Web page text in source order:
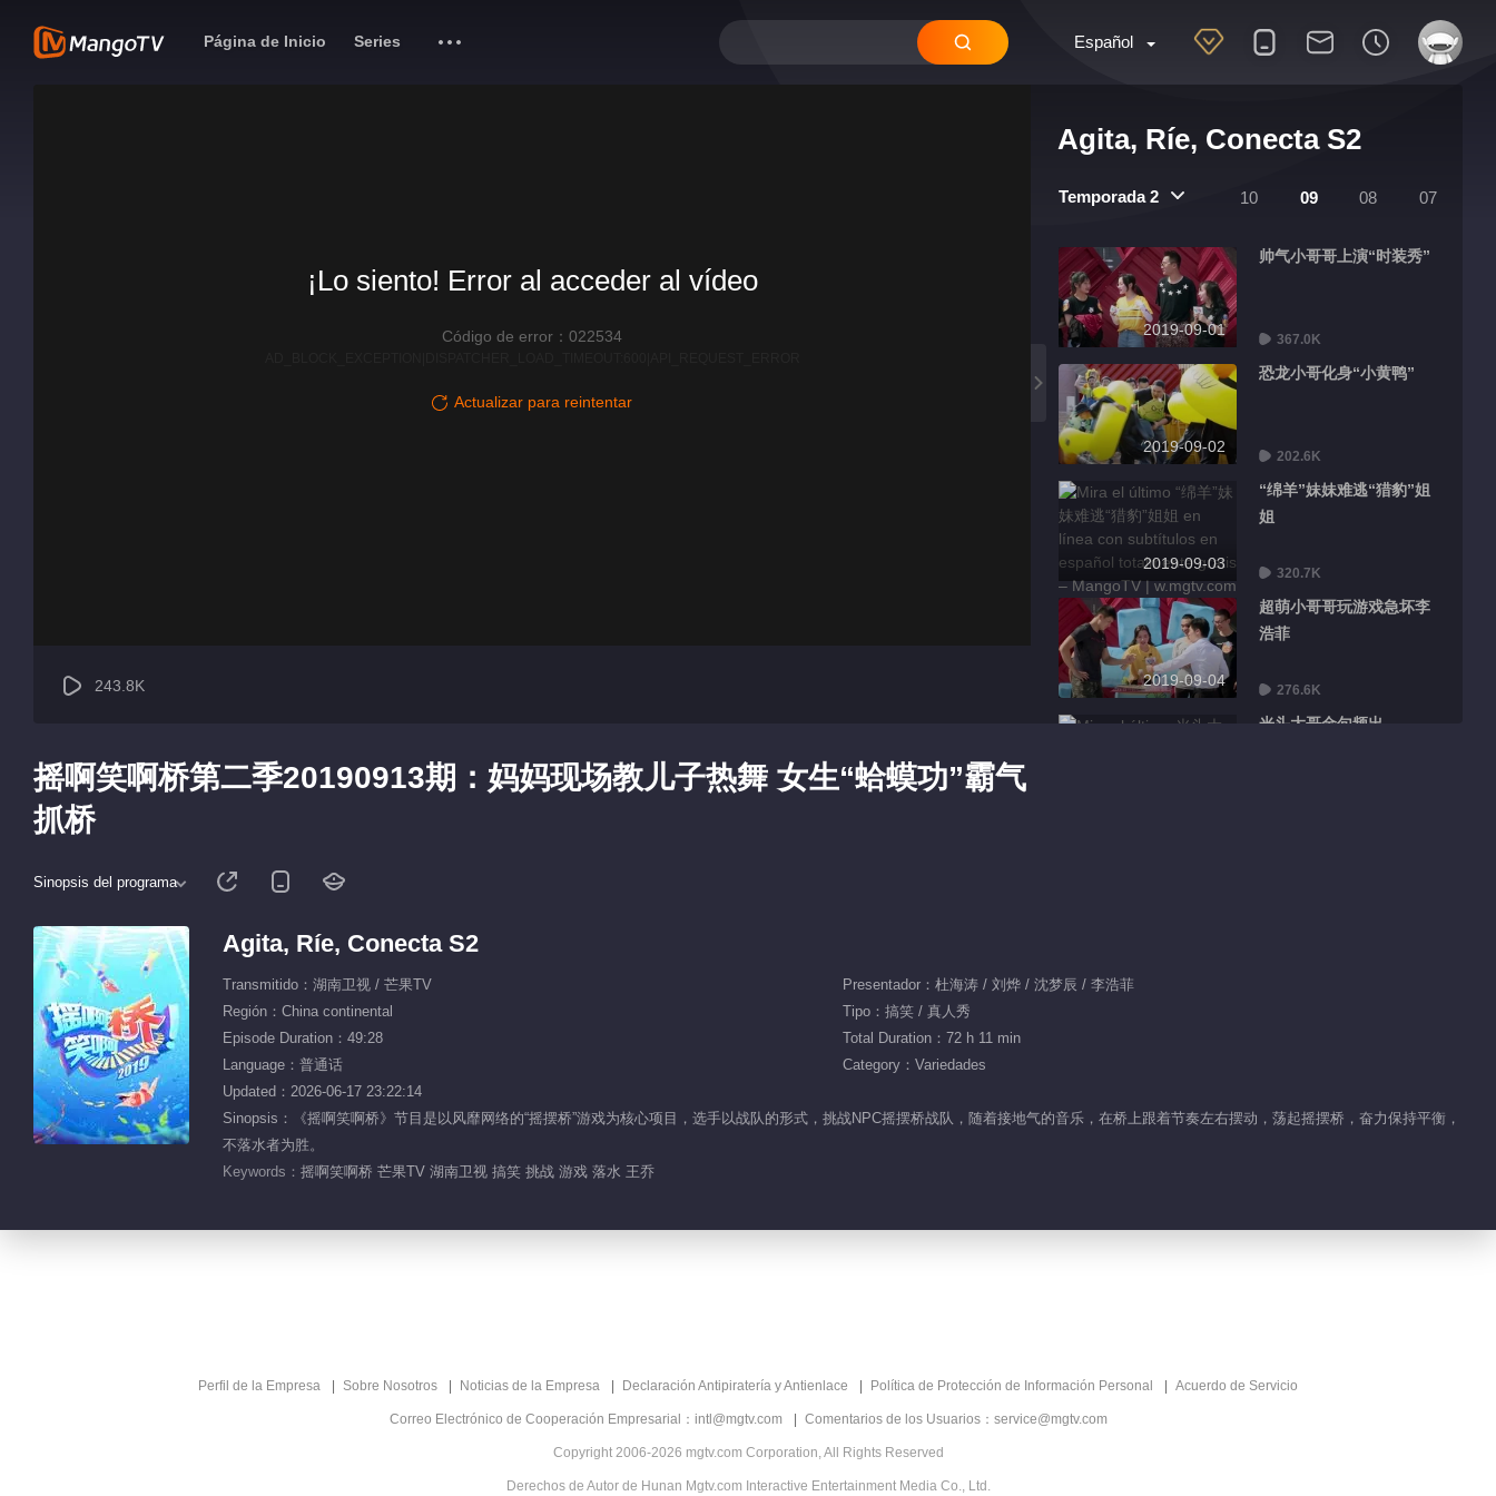
Español
Página de Inicio Series
Agita, Ríe, Conecta S2
Temporada 2 10 09 08 07
2019-09-01
帅气小哥哥上演“时装秀”
367.0K
2019-09-02
恐龙小哥化身“小黄鸭”
202.6K
2019-09-03
“绵羊”妹妹难逃“猎豹”姐
姐
320.7K
2019-09-04
超萌小哥哥玩游戏急坏李
浩菲
276.6K
光头大哥金句频出
2019-09-10
128.6K
¡Lo siento! Error al acceder al vídeo
Código de error：022534
Actualizar para reintentar
243.8K
摇啊笑啊桥第二季20190913期：妈妈现场教儿子热舞 女生“蛤蟆功”霸气
抓桥
Sinopsis del programa
Agita, Ríe, Conecta S2
Transmitido：湖南卫视 / 芒果TV
Presentador：杜海涛 / 刘烨 / 沈梦辰 / 李浩菲
Región：China continental
Tipo：搞笑 / 真人秀
Episode Duration：49:28
Total Duration：72 h 11 min
Language：普通话
Category：Variedades
Updated：2026-06-17 23:22:14
Sinopsis：《摇啊笑啊桥》节目是以风靡网络的“摇摆桥”游戏为核心项目，选手以战队的形式，挑战NPC摇摆桥战队，随着接地气的音乐，在桥上跟着节奏左右摆动，荡起摇摆桥，奋力保持平衡，
不落水者为胜。
Keywords： 摇啊笑啊桥 芒果TV 湖南卫视 搞笑 挑战 游戏 落水 王乔
Perfil de la Empresa Sobre Nosotros Noticias de la Empresa Declaración Antipiratería y Antienlace Política de Protección de Información Personal Acuerdo de Servicio
Correo Electrónico de Cooperación Empresarial：intl@mgtv.com Comentarios de los Usuarios：service@mgtv.com
Copyright 2006-2026 mgtv.com Corporation, All Rights Reserved
Derechos de Autor de Hunan Mgtv.com Interactive Entertainment Media Co., Ltd.